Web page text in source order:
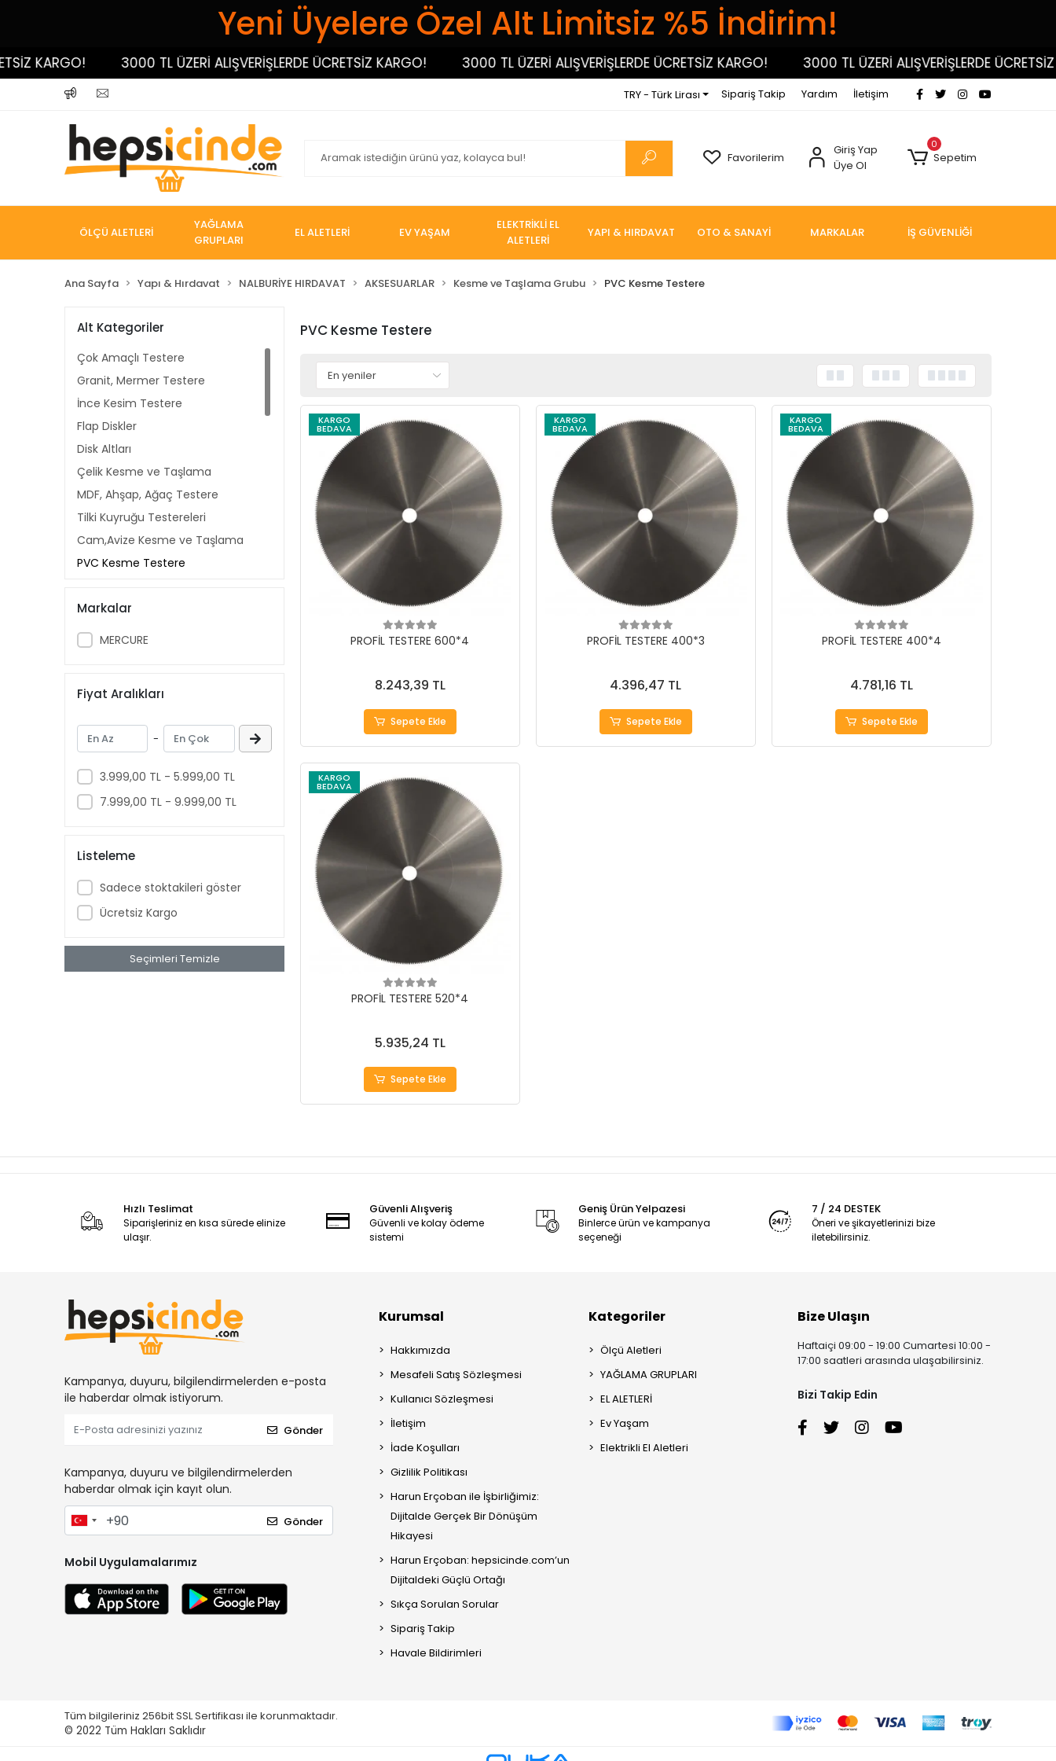
Yeni Üyelere Özel Alt Limitsiz %5 İndirim!
KARGO! 3000 TL ÜZERİ ALIŞVERİŞLERDE ÜCRETSİZ KARGO! 3000 TL ÜZERİ ALIŞVERİŞLERDE ÜCRETSİZ KARGO! 3000 TL ÜZERİ ALIŞVERİŞLERDE ÜCRETSİZ
TRY - Türk Lirası Sipariş Takip Yardım İletişim
Favorilerim
Giriş Yap
Üye Ol
0
Sepetim
ÖLÇÜ ALETLERİ
YAĞLAMA
GRUPLARI
EL ALETLERİ EV YAŞAM
ELEKTRİKLİ EL
ALETLERİ
YAPI & HIRDAVAT OTO & SANAYİ MARKALAR İŞ GÜVENLİĞİ
Ana Sayfa Yapı & Hırdavat NALBURİYE HIRDAVAT AKSESUARLAR Kesme ve Taşlama Grubu PVC Kesme Testere
Alt Kategoriler
Çok Amaçlı Testere
Granit, Mermer Testere
İnce Kesim Testere
Flap Diskler
Disk Altları
Çelik Kesme ve Taşlama
MDF, Ahşap, Ağaç Testere
Tilki Kuyruğu Testereleri
Cam,Avize Kesme ve Taşlama
PVC Kesme Testere
Alüminyum Kesme ve Taşlama
Metal Kesme Diskleri
Ray Kesme Diskleri
Çanak Taşlama Taşları
Mozaik Slme Taşları
Fayans Kesici Diskler
Cırtlı Diskler
Vidalı Diskler
Kesme Taşları
Taşlama Taşları
Tezgah Testere Makinaları
Kıl Testere Makinaları
Kalınlık Makinaları
Markalar
MERCURE
Fiyat Aralıkları
-
3.999,00 TL - 5.999,00 TL
7.999,00 TL - 9.999,00 TL
Listeleme
Sadece stoktakileri göster
Ücretsiz Kargo
Seçimleri Temizle
PVC Kesme Testere
KARGO
BEDAVA
PROFİL TESTERE 600*4
8.243,39 TL
Sepete Ekle
KARGO
BEDAVA
PROFİL TESTERE 400*3
4.396,47 TL
Sepete Ekle
KARGO
BEDAVA
PROFİL TESTERE 400*4
4.781,16 TL
Sepete Ekle
KARGO
BEDAVA
PROFİL TESTERE 520*4
5.935,24 TL
Sepete Ekle
Hızlı Teslimat
Siparişleriniz en kısa sürede elinize
ulaşır.
Güvenli Alışveriş
Güvenli ve kolay ödeme
sistemi
Geniş Ürün Yelpazesi
Binlerce ürün ve kampanya
seçeneği
7 / 24 DESTEK
Öneri ve şikayetlerinizi bize
iletebilirsiniz.
Kampanya, duyuru, bilgilendirmelerden e-posta
ile haberdar olmak istiyorum.
Gönder
Kampanya, duyuru ve bilgilendirmelerden
haberdar olmak için kayıt olun.
Gönder
Mobil Uygulamalarımız
Kurumsal
Hakkımızda
Mesafeli Satış Sözleşmesi
Kullanıcı Sözleşmesi
İletişim
İade Koşulları
Gizlilik Politikası
Harun Erçoban ile İşbirliğimiz:
Dijitalde Gerçek Bir Dönüşüm
Hikayesi
Harun Erçoban: hepsicinde.com’un
Dijitaldeki Güçlü Ortağı
Sıkça Sorulan Sorular
Sipariş Takip
Havale Bildirimleri
Kategoriler
Ölçü Aletleri
YAĞLAMA GRUPLARI
EL ALETLERİ
Ev Yaşam
Elektrikli El Aletleri
Bize Ulaşın
Haftaiçi 09:00 - 19:00 Cumartesi 10:00 -
17:00 saatleri arasında ulaşabilirsiniz.
Bizi Takip Edin
Tüm bilgileriniz 256bit SSL Sertifikası ile korunmaktadır.
© 2022 Tüm Hakları Saklıdır